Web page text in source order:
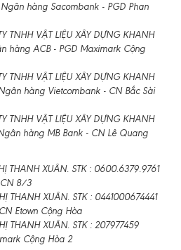
Ngân hàng Sacombank - PGD Phan
TNHH VẬT LIỆU XÂY DỰNG KHANH
hàng ACB - PGD Maximark Cộng
TNHH VẬT LIỆU XÂY DỰNG KHANH
Ngân hàng Vietcombank - CN Bắc Sài
TNHH VẬT LIỆU XÂY DỰNG KHANH
Ngân hàng MB Bank - CN Lê Quang
THANH XUÂN. STK : 0600.6379.9761
8/3
THANH XUÂN. STK : 0441000674441
Etown Cộng Hòa
STK : 207977459
Cộng Hòa 2